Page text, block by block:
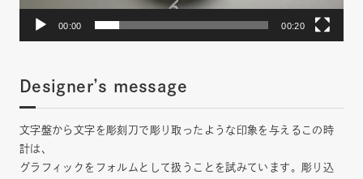
00:00 00:20
Designer’s message
文字盤から文字を彫刻刀で彫り取ったような印象を与えるこの時
計は、
グラフィックをフォルムとして扱うことを試みています。彫り込